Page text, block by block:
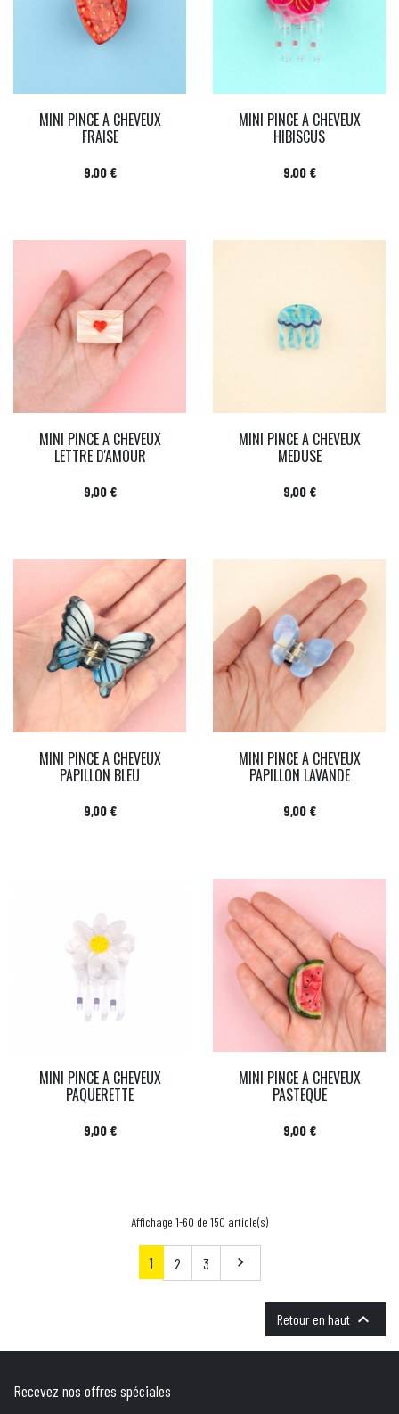
MINI PINCE A CHEVEUX
FRAISE
Prix
9,00 €
MINI PINCE A CHEVEUX
HIBISCUS
Prix
9,00 €
MINI PINCE A CHEVEUX
LETTRE D'AMOUR
Prix
9,00 €
MINI PINCE A CHEVEUX
MEDUSE
Prix
9,00 €
MINI PINCE A CHEVEUX
PAPILLON BLEU
Prix
9,00 €
MINI PINCE A CHEVEUX
PAPILLON LAVANDE
Prix
9,00 €
MINI PINCE A CHEVEUX
PAQUERETTE
Prix
9,00 €
MINI PINCE A CHEVEUX
PASTEQUE
Prix
9,00 €
Affichage 1-60 de 150 article(s)
1 2 3 Suivant

Retour en haut 
Recevez nos offres spéciales